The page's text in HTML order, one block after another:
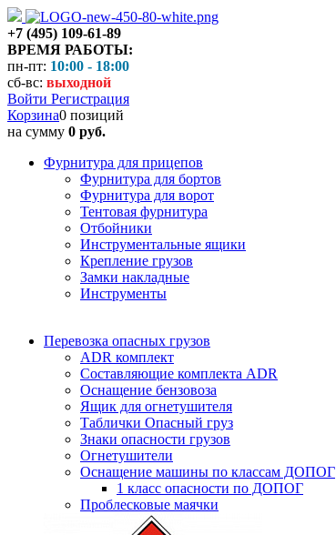
+7 (495) 109-61-89
ВРЕМЯ РАБОТЫ:
пн-пт: 10:00 - 18:00
сб-вс: выходной
Войти Регистрация
Корзина0 позиций
на сумму 0 руб.
Фурнитура для прицепов
Фурнитура для бортов
Фурнитура для ворот
Тентовая фурнитура
Отбойники
Инструментальные ящики
Крепление грузов
Замки накладные
Инструменты
Перевозка опасных грузов
ADR комплект
Составляющие комплекта ADR
Оснащение бензовоза
Ящик для огнетушителя
Таблички Опасный груз
Знаки опасности грузов
Огнетушители
Оснащение машины по классам ДОПОГ
1 класс опасности по ДОПОГ
Проблесковые маячки